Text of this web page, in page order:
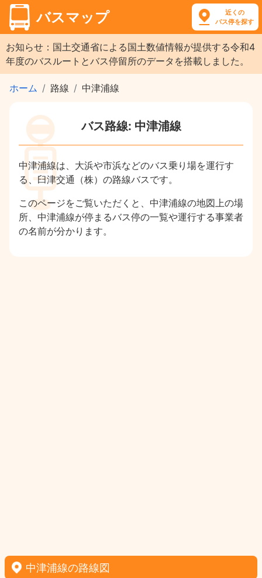
バスマップ
近くの
バス停を探す
お知らせ：国土交通省による国土数値情報が提供する令和4
年度のバスルートとバス停留所のデータを搭載しました。
ホーム 路線 中津浦線
バス路線: 中津浦線
中津浦線は、大浜や市浜などのバス乗り場を運行す
る、臼津交通（株）の路線バスです。
このページをご覧いただくと、中津浦線の地図上の場
所、中津浦線が停まるバス停の一覧や運行する事業者
の名前が分かります。
中津浦線の路線図